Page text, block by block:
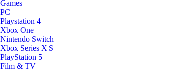
Games
PC
Playstation 4
Xbox One
Nintendo Switch
Xbox Series X|S
PlayStation 5
Film & TV